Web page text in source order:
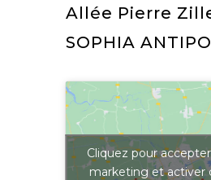
Allée Pierre
SOPHIA
Cliquez pour
marketing et activer